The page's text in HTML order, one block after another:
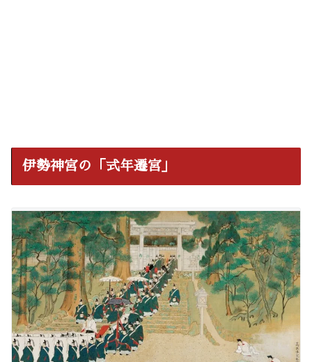
伊勢神宮の「式年遷宮」